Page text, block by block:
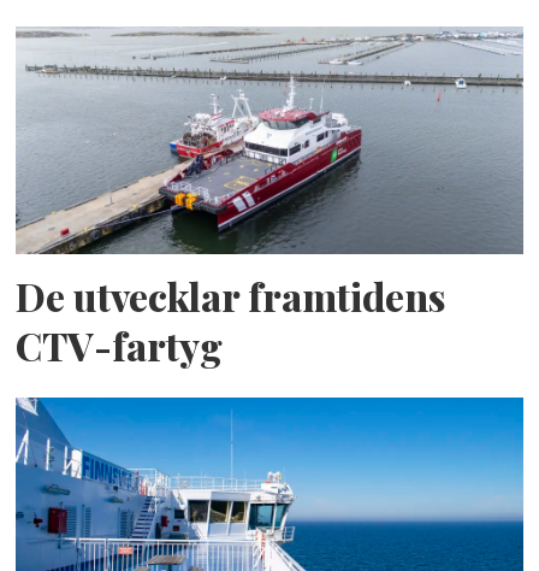
De utvecklar framtidens
CTV-fartyg